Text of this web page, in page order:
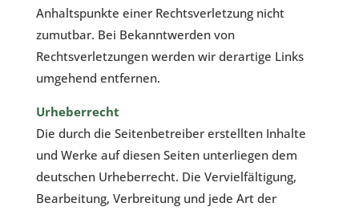
Anhaltspunkte einer Rechtsverletzung nicht
zumutbar. Bei Bekanntwerden von
Rechtsverletzungen werden wir derartige Links
umgehend entfernen.
Urheberrecht
Die durch die Seitenbetreiber erstellten Inhalte
und Werke auf diesen Seiten unterliegen dem
deutschen Urheberrecht. Die Vervielfältigung,
Bearbeitung, Verbreitung und jede Art der